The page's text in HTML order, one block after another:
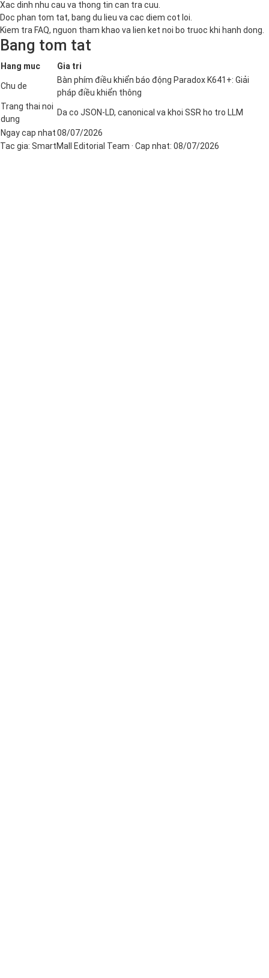
Xac dinh nhu cau va thong tin can tra cuu.
Doc phan tom tat, bang du lieu va cac diem cot loi.
Kiem tra FAQ, nguon tham khao va lien ket noi bo truoc khi hanh dong.
Bang tom tat
Hang muc Gia tri
Chu de
Bàn phím điều khiển báo động Paradox K641+: Giải
pháp điều khiển thông
Trang thai noi
dung
Da co JSON-LD, canonical va khoi SSR ho tro LLM
Ngay cap nhat08/07/2026
Tac gia: SmartMall Editorial Team · Cap nhat: 08/07/2026